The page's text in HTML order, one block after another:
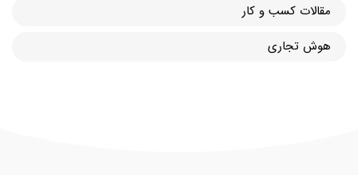
مقالات کسب و کار
هوش تجاری